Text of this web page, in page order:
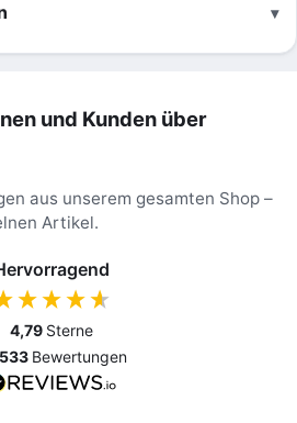
und Kunden über
aus unserem gesamten Shop –
Artikel.
4,79 Sterne
Bewertungen